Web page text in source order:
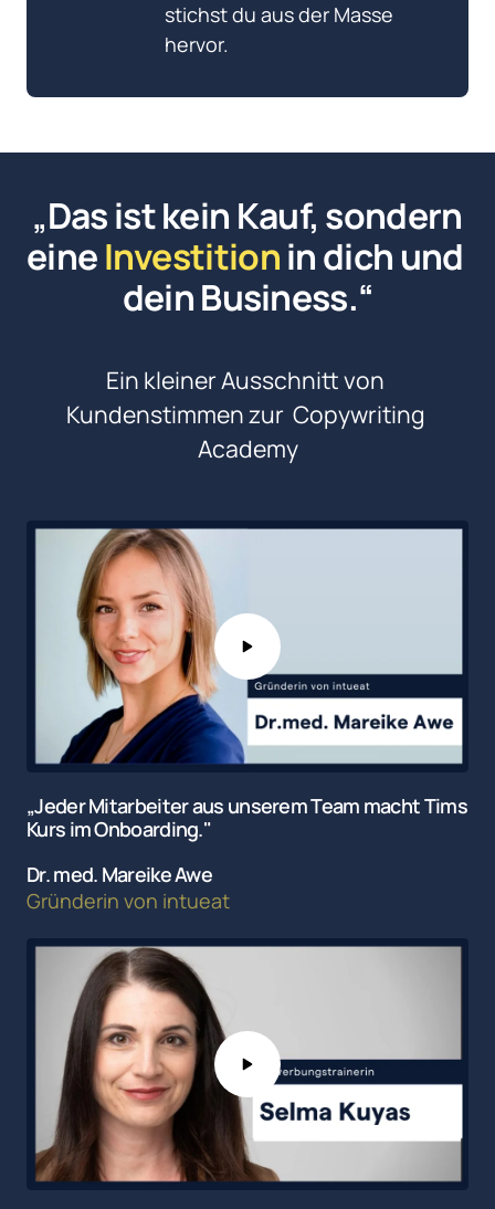
stichst du aus der Masse
hervor.
„Das ist kein Kauf, sondern
eine Investition in dich und
dein Business.“
Ein kleiner Ausschnitt von
Kundenstimmen zur  Copywriting
Academy
„Jeder Mitarbeiter aus unserem Team macht
Tims
Kurs im Onboarding."
Dr. med. Mareike Awe
Gründerin von intueat